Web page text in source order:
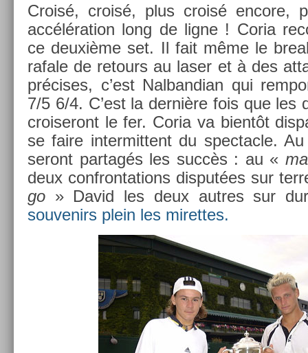
Croisé, croisé, plus croisé en­core,
accéléra­tion long de ligne ! Coria
ce deuxième set. Il fait même le
rafale de re­tours au laser et à des
précises, c’est Nal­bandian qui
7/5 6/4. C’est la dernière fois que les
croiseront le fer. Coria va bientôt
se faire in­ter­mittent du spec­tacle.
seront par­tagés les succès : au «
deux con­fron­ta­tions dis­put­ées sur
go » David les deux aut­res sur
souvenirs plein les miret­tes.